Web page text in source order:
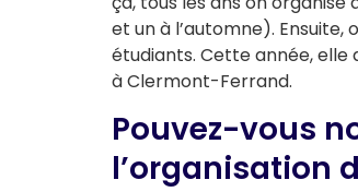
et un à l’automne).
étudiants. Cette année, elle
à Clermont-Ferrand.
Pouvez-vous
l’organisation